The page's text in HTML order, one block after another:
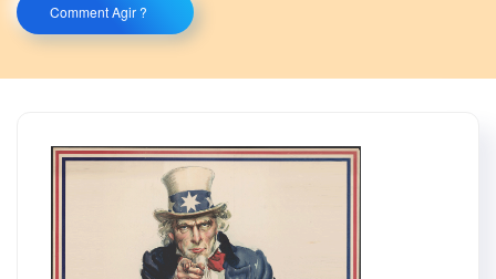
Comment Agir ?